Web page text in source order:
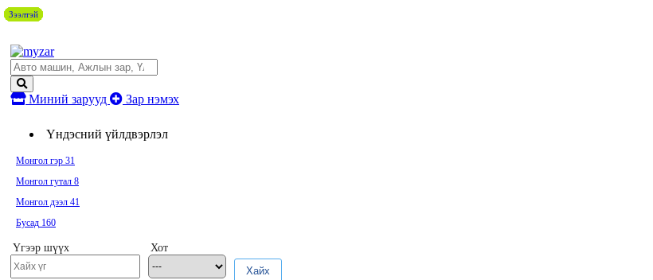
Миний зарууд Зар нэмэх
Үндэсний үйлдвэрлэл
Монгол гэр 31
Монгол гутал 8
Монгол дээл 41
Бусад 160
Үгээр шүүх
Хот
Хайх
Зээлтэй
Зээлтэй
Зээлтэй
Зээлтэй
Зээлтэй
Зээлтэй
Зээлтэй
Зээлтэй
Зээлтэй
Зээлтэй